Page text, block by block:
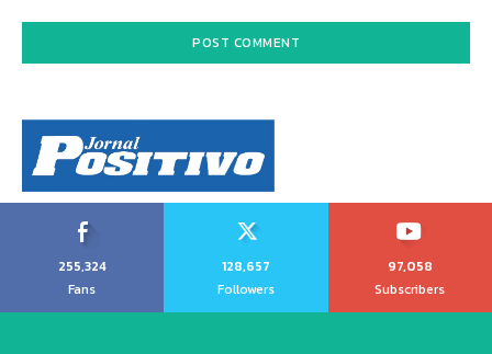
255,324
Fans
128,657
Followers
97,058
Subscribers